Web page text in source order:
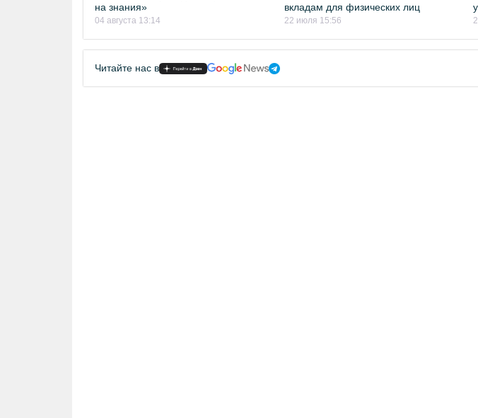
на знания»
04 августа 13:14
вкладам для физических лиц
22 июля 15:56
Читайте нас в